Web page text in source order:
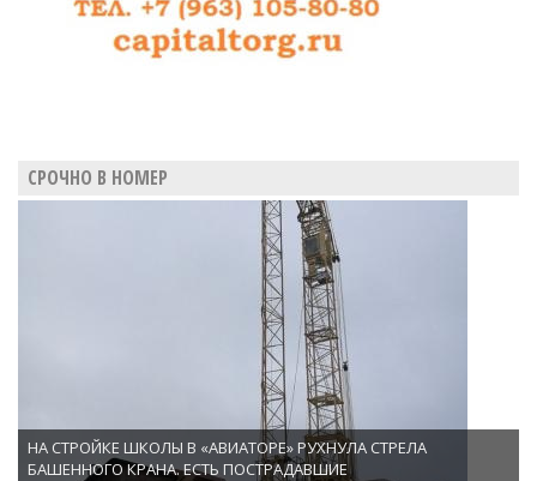
СРОЧНО В НОМЕР
НА СТРОЙКЕ ШКОЛЫ В «АВИАТОРЕ» РУХНУЛА СТРЕЛА
БАШЕННОГО КРАНА. ЕСТЬ ПОСТРАДАВШИЕ